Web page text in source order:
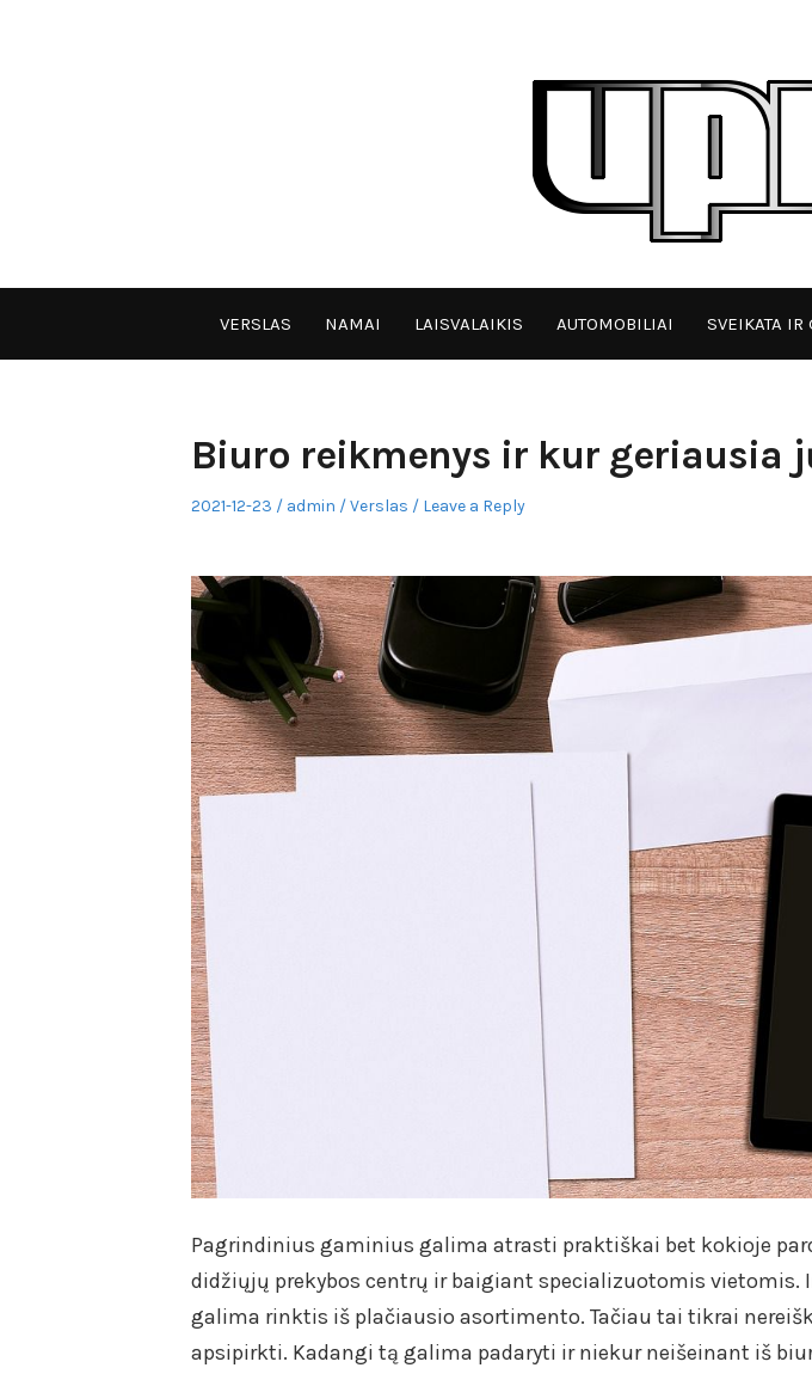
VPULF
VERSLAS NAMAI LAISVALAIKIS AUTOMOBILIAI SVEIKATA IR
Biuro reikmenys ir kur geriausia
Posted
2021-12-23 Author
admin
Posted
Verslas Leave a Reply
Pagrindinius gaminius galima atrasti praktiškai bet kokioje
didžiųjų prekybos centrų ir baigiant specializuotomis vietomis.
galima rinktis iš plačiausio asortimento. Tačiau tai tikrai
apsipirkti. Kadangi tą galima padaryti ir niekur neišeinant iš